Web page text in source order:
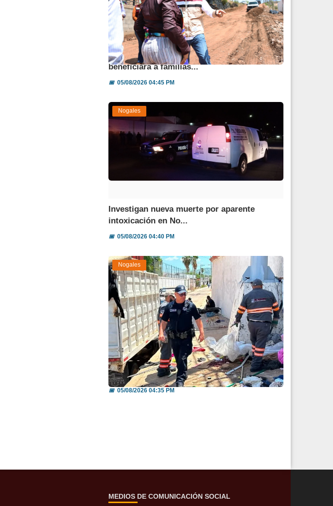
Avanza obra de pavimentación que
beneficiará a familias...
📅05/08/2026 04:45 PM
Nogales
Investigan nueva muerte por aparente
intoxicación en No...
📅05/08/2026 04:40 PM
Nogales
Invitan a reportar espacios públicos
invadidos a través...
📅05/08/2026 04:35 PM
MEDIOS DE COMUNICACIÓN SOCIAL